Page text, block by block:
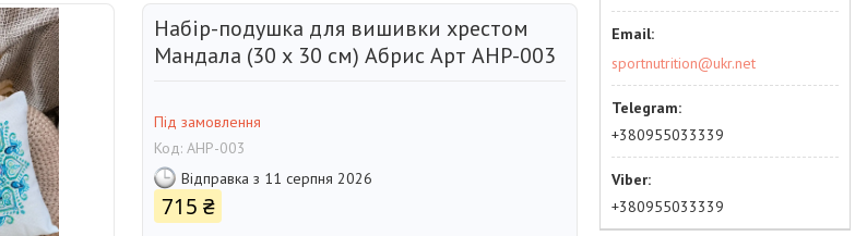
Набір-подушка для вишивки хрестом
Мандала (30 х 30 см) Абрис Арт AHP-003
Під замовлення
Код: AHP-003
Відправка з 11 серпня 2026
715 ₴
sportnutrition@ukr.net
+380955033339
+380955033339